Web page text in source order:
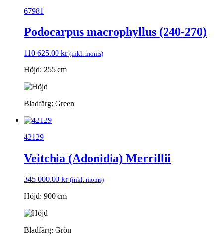
67981
Podocarpus macrophyllus (240-270)
110 625.00 kr (inkl. moms)
Höjd: 255 cm
Bladfärg: Green
42129
Veitchia (Adonidia) Merrillii
345 000.00 kr (inkl. moms)
Höjd: 900 cm
Bladfärg: Grön